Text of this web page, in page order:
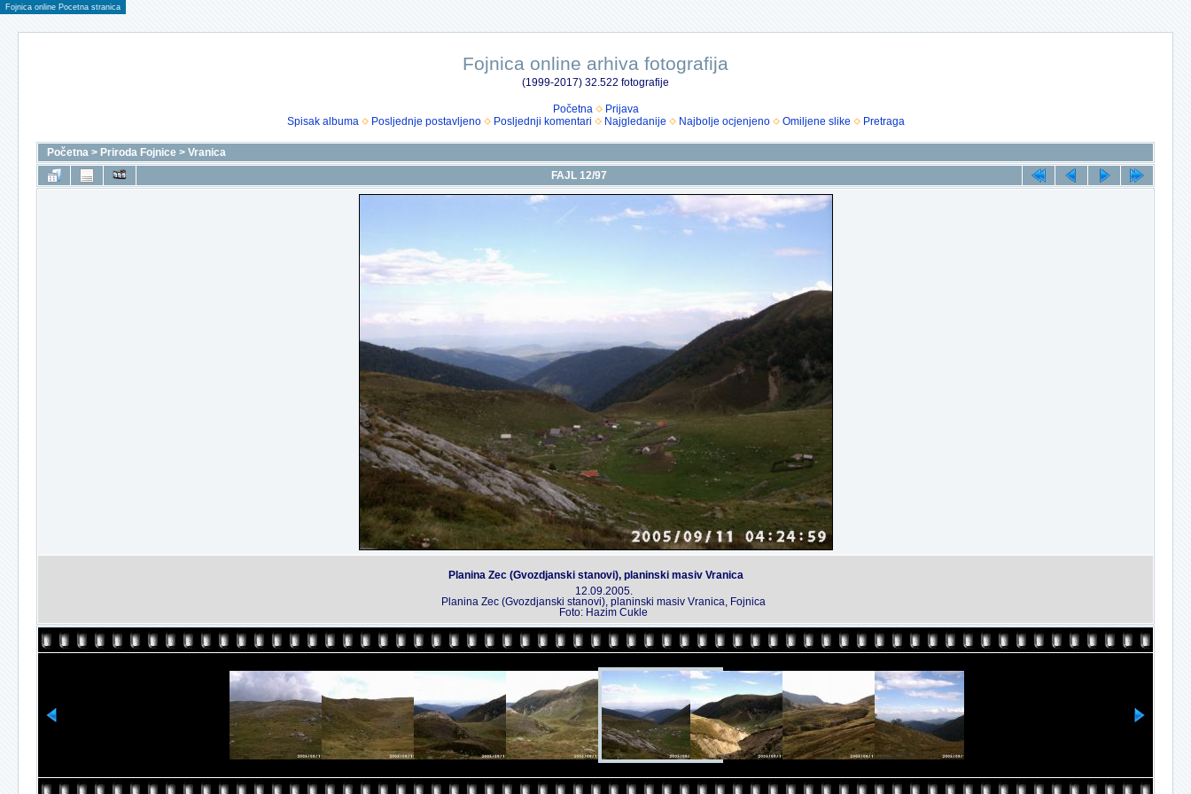
Fojnica online Pocetna stranica
Fojnica online arhiva fotografija
(1999-2017) 32.522 fotografije
Početna
Prijava
Spisak albuma
Posljednje postavljeno Posljednji komentari Najgledanije Najbolje ocjenjeno Omiljene slike Pretraga
Početna > Priroda Fojnice > Vranica
FAJL 12/97
Planina Zec (Gvozdjanski stanovi), planinski masiv Vranica
12.09.2005.
Planina Zec (Gvozdjanski stanovi), planinski masiv Vranica, Fojnica
Foto: Hazim Cukle